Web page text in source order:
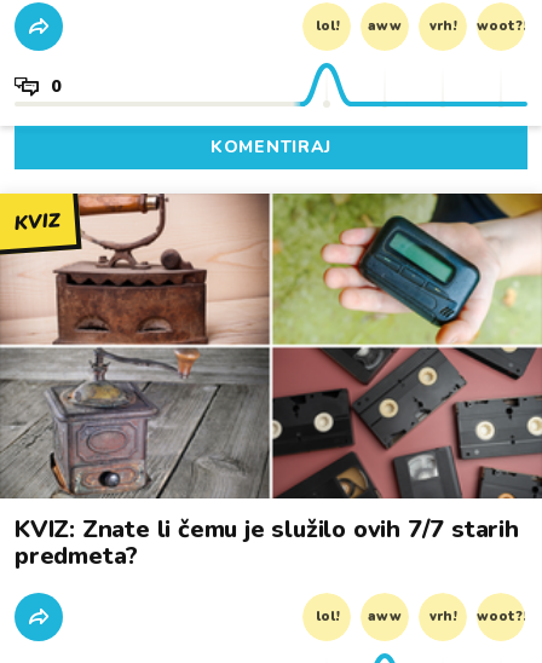
lol! aww vrh! woot?!
0
KOMENTIRAJ
KVIZ
KVIZ: Znate li čemu je služilo ovih 7/7 starih
predmeta?
lol! aww vrh! woot?!